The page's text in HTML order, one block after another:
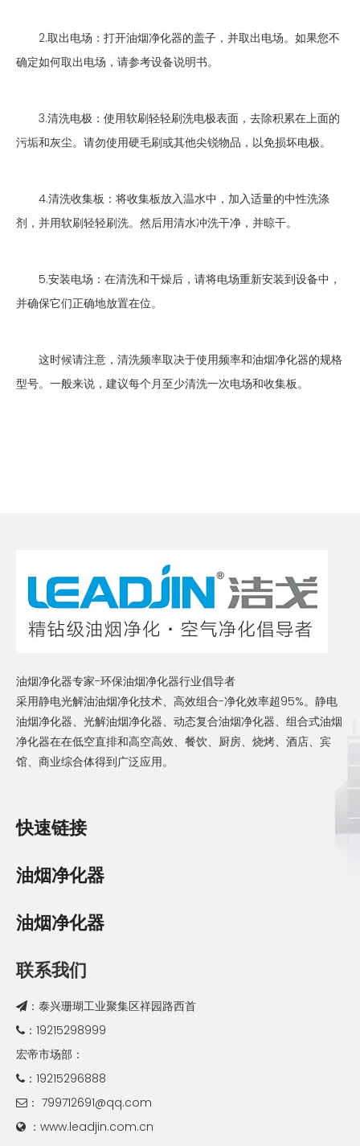
2.取出电场：打开油烟净化器的盖子，并取出电场。如果您不
确定如何取出电场，请参考设备说明书。
3.清洗电极：使用软刷轻轻刷洗电极表面，去除积累在上面的
污垢和灰尘。请勿使用硬毛刷或其他尖锐物品，以免损坏电极。
4.清洗收集板：将收集板放入温水中，加入适量的中性洗涤
剂，并用软刷轻轻刷洗。然后用清水冲洗干净，并晾干。
5.安装电场：在清洗和干燥后，请将电场重新安装到设备中，
并确保它们正确地放置在位。
这时候请注意，清洗频率取决于使用频率和油烟净化器的规格
型号。一般来说，建议每个月至少清洗一次电场和收集板。
油烟净化器专家-环保油烟净化器行业倡导者
采用静电光解油油烟净化技术、高效组合-净化效率超95%。静电
油烟净化器、光解油烟净化器、动态复合油烟净化器、组合式油烟
净化器在在低空直排和高空高效、餐饮、厨房、烧烤、酒店、宾
馆、商业综合体得到广泛应用。
快速链接
油烟净化器
油烟净化器
联系我们
 ：泰兴珊瑚工业聚集区祥园路西首
 ：19215298999
宏帝市场部：
 ：19215296888
 ： 799712691@qq.com
 ：www.leadjin.com.cn